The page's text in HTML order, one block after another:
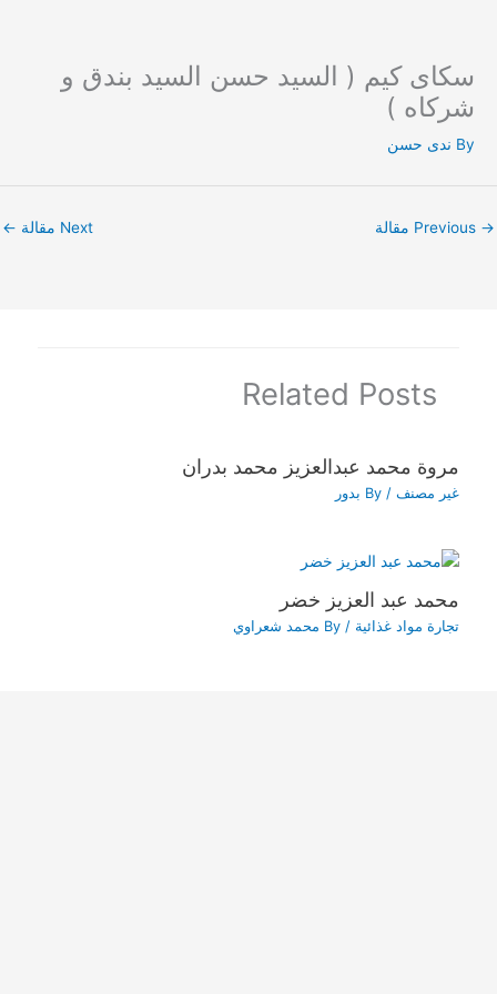
Skip
content
سكاى كيم ( السيد حسن السيد بندق و
شركاه )
By ندى حسن
→ Next مقالة ←
Related Posts
مروة محمد عبدالعزيز محمد بدران
غير مصنف / By بدور
محمد عبد العزيز خضر
تجارة مواد غذائية / By محمد شعراوي